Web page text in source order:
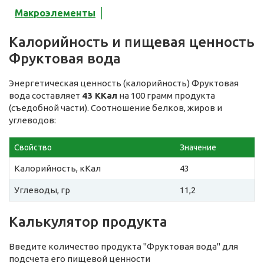
Макроэлементы
Калорийность и пищевая ценность
Фруктовая вода
Энергетическая ценность (калорийность) Фруктовая
вода составляет 43 ККал на 100 грамм продукта
(съедобной части). Соотношение белков, жиров и
углеводов:
Свойство Значение
Калорийность, кКал 43
Углеводы, гр 11,2
Калькулятор продукта
Введите количество продукта "Фруктовая вода" для
подсчета его пищевой ценности